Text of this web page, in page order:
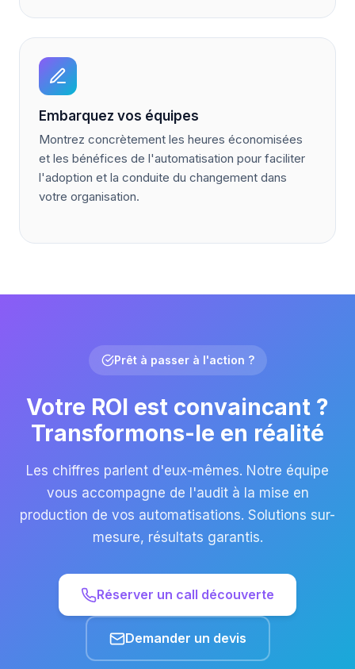
Embarquez vos équipes
Montrez concrètement les heures économisées
et les bénéfices de l'automatisation pour faciliter
l'adoption et la conduite du changement dans
votre organisation.
Prêt à passer à l'action ?
Votre ROI est convaincant ?
Transformons-le en réalité
Les chiffres parlent d'eux-mêmes. Notre équipe
vous accompagne de l'audit à la mise en
production de vos automatisations. Solutions sur-
mesure, résultats garantis.
Réserver un call découverte
Demander un devis